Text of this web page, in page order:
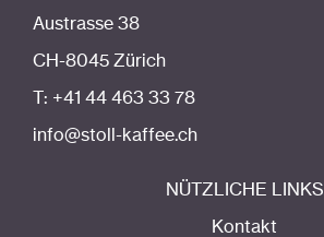
Austrasse 38
CH-8045 Zürich
T: +41 44 463 33 78
info@stoll-kaffee.ch
NÜTZLICHE LINKS
Kontakt